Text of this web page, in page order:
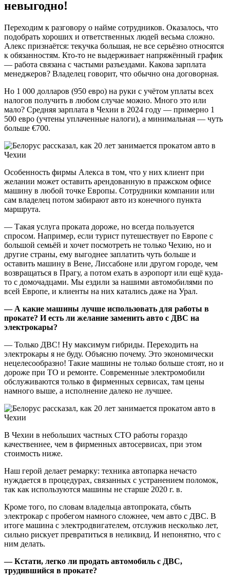
невыгодно!
Переходим к разговору о найме сотрудников. Оказалось, что
подобрать хороших и ответственных людей весьма сложно.
Алекс признаётся: текучка большая, не все серьёзно относятся
к обязанностям. Кто-то не выдерживает напряжённый график
— работа связана с частыми разъездами. Какова зарплата
менеджеров? Владелец говорит, что обычно она договорная.
Но 1 000 долларов (950 евро) на руки с учётом уплаты всех
налогов получить в любом случае можно. Много это или
мало? Средняя зарплата в Чехии в 2024 году — примерно 1
500 евро (учтены уплаченные налоги), а минимальная — чуть
больше €700.
Особенность фирмы Алекса в том, что у них клиент при
желании может оставить арендованную в пражском офисе
машину в любой точке Европы. Сотрудники компании или
сам владелец потом забирают авто из конечного пункта
маршрута.
— Такая услуга проката дороже, но всегда пользуется
спросом. Например, если турист путешествует по Европе с
большой семьёй и хочет посмотреть не только Чехию, но и
другие страны, ему выгоднее заплатить чуть больше и
оставить машину в Вене, Лиссабоне или другом городе, чем
возвращаться в Прагу, а потом ехать в аэропорт или ещё куда-
то с домочадцами. Мы ездили за нашими автомобилями по
всей Европе, и клиенты на них катались даже на Урал.
— А какие машины лучше использовать для работы в
прокате? И есть ли желание заменить авто с ДВС на
электрокары?
— Только ДВС! Ну максимум гибриды. Переходить на
электрокары я не буду. Объясню почему. Это экономически
нецелесообразно! Такие машины не только больше стоят, но и
дороже при ТО и ремонте. Современные электромобили
обслуживаются только в фирменных сервисах, там цены
намного выше, а исполнение далеко не лучшее.
В Чехии в небольших частных СТО работы гораздо
качественнее, чем в фирменных автосервисах, при этом
стоимость ниже.
Наш герой делает ремарку: техника автопарка нечасто
нуждается в процедурах, связанных с устранением поломок,
так как используются машины не старше 2020 г. в.
Кроме того, по словам владельца автопроката, сбыть
электрокар с пробегом намного сложнее, чем авто с ДВС. В
итоге машина с электродвигателем, отслужив несколько лет,
сильно рискует превратиться в неликвид. И непонятно, что с
ним делать.
— Кстати, легко ли продать автомобиль с ДВС,
трудившийся в прокате?